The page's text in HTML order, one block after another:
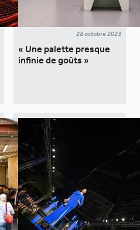
28 octobre 2023
« Une palette presque
infinie de goûts »